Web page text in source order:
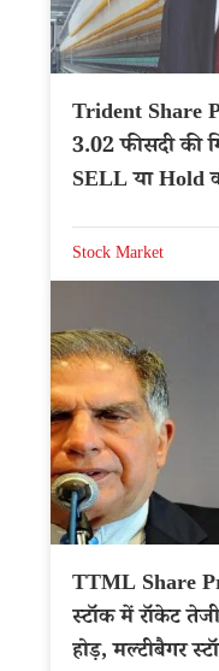
Trident Share
3.02 फीसदी की
SELL या Hold
Stock Market
TTML Share
स्टॉक में रॉकेट
होड़, मल्टीबैगर